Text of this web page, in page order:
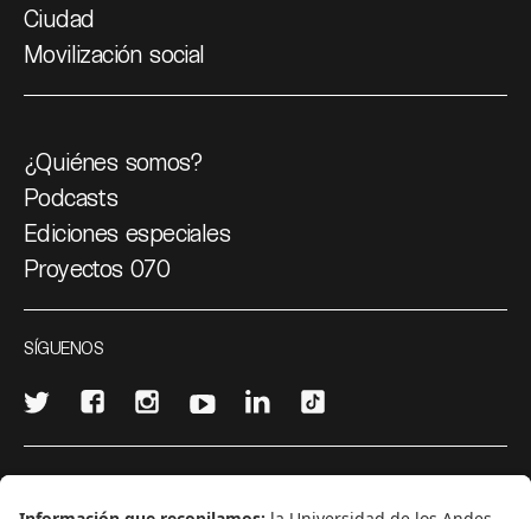
Ciudad
Movilización social
¿Quiénes somos?
Podcasts
Ediciones especiales
Proyectos 070
SÍGUENOS